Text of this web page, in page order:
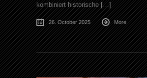
kombiniert historische […]
26. October 2025 More